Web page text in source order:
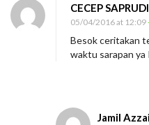
r
B
i
a
CECEP
05/04/2016 at 12:09
Besok ceritakan
waktu sarapan
Jamil